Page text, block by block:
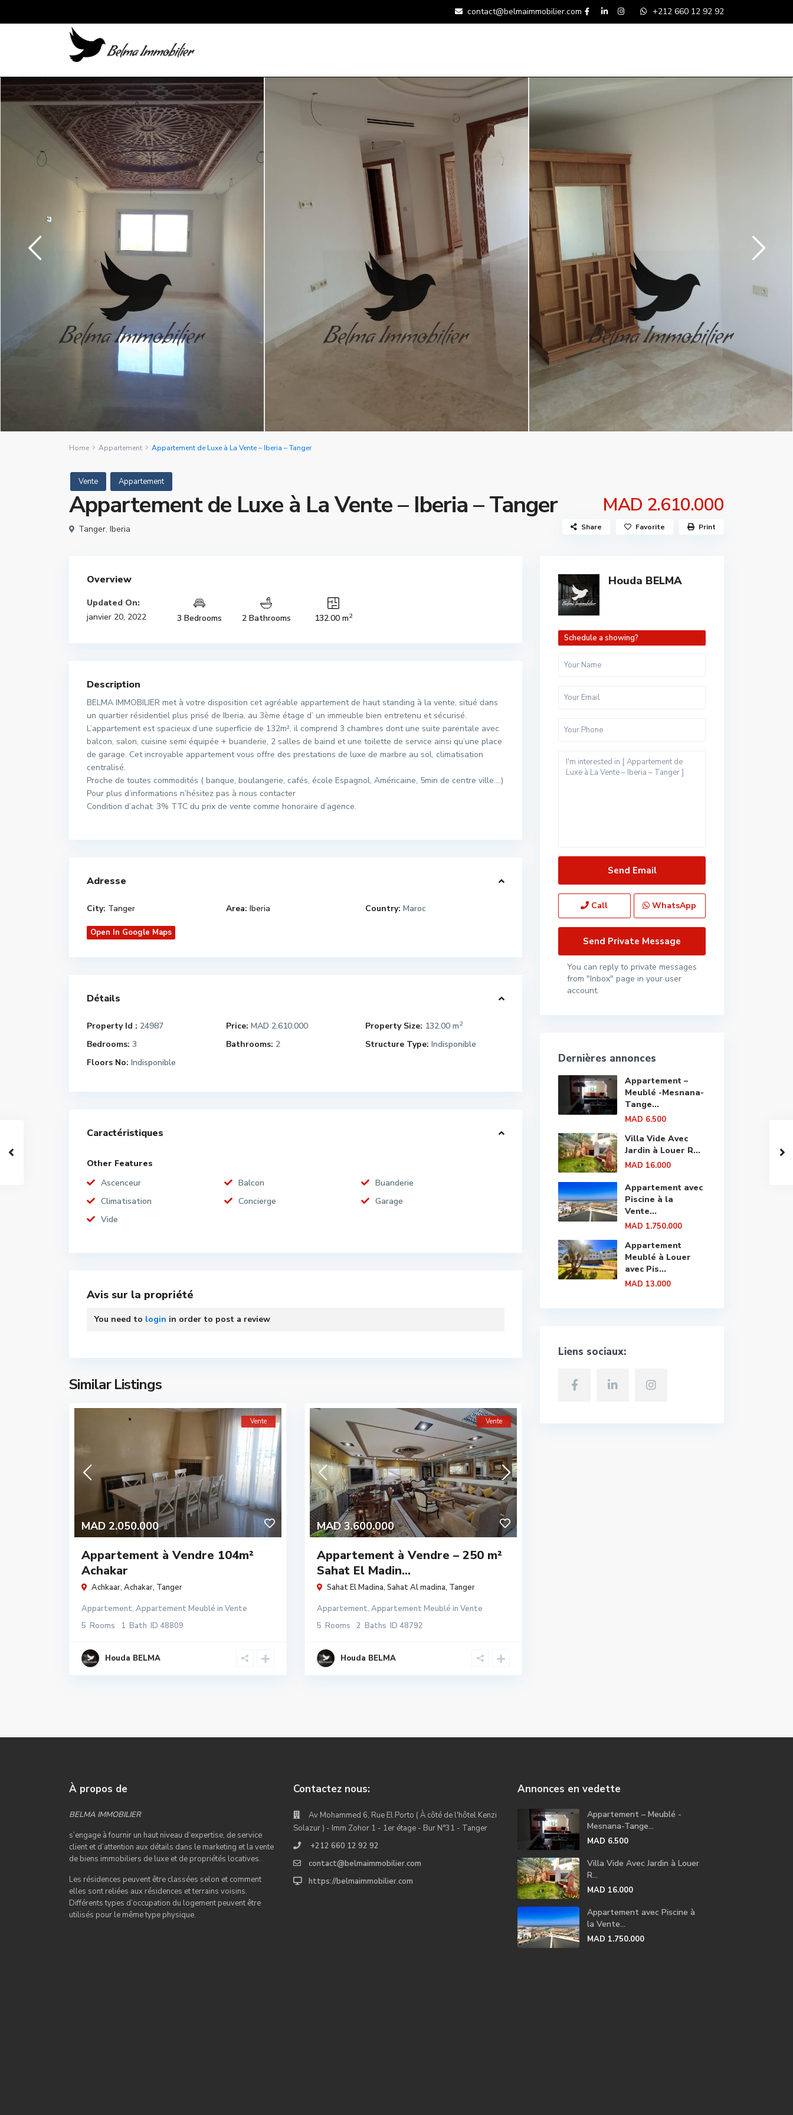
contact@belmaimmobilier.com +212 660 12 92 92
Home Appartement Appartement de Luxe à La Vente – Iberia – Tanger
Vente Appartement
Appartement de Luxe à La Vente – Iberia – Tanger MAD 2.610.000
Tanger, Iberia Share Favorite Print
Overview
Updated On:
janvier 20, 2022
3 Bedrooms 2 Bathrooms 132.00 m2
Description
BELMA IMMOBILIER met à votre disposition cet agréable appartement de haut standing à la vente, situé dans
un quartier résidentiel plus prisé de Iberia, au 3ème étage d’ un immeuble bien entretenu et sécurisé.
L’appartement est spacieux d’une superficie de 132m², il comprend 3 chambres dont une suite parentale avec
balcon, salon, cuisine semi équipée + buanderie, 2 salles de baind et une toilette de service ainsi qu’une place
de garage. Cet incroyable appartement vous offre des prestations de luxe de marbre au sol, climatisation
centralisé.
Proche de toutes commodités ( banque, boulangerie, cafés, école Espagnol, Américaine, 5min de centre ville….)
Pour plus d’informations n’hésitez pas à nous contacter
Condition d’achat: 3% TTC du prix de vente comme honoraire d’agence.
Adresse
City: Tanger Area: Iberia Country: Maroc
Open In Google Maps
Détails
Property Id : 24987 Price: MAD 2.610.000 Property Size: 132.00 m2
Bedrooms: 3 Bathrooms: 2 Structure Type: Indisponible
Floors No: Indisponible
Caractéristiques
Other Features
Ascenceur
Balcon
Buanderie
Climatisation
Concierge
Garage
Vide
Avis sur la propriété
You need to login in order to post a review
Similar Listings
MAD 2.050.000
Vente
Appartement à Vendre 104m²
Achakar
Achkaar, Achakar, Tanger
Appartement, Appartement Meublé in Vente
5 Rooms 1 Bath ID 48809
Houda BELMA
MAD 3.600.000
Vente
Appartement à Vendre – 250 m²
Sahat El Madin...
Sahat El Madina, Sahat Al madina, Tanger
Appartement, Appartement Meublé in Vente
5 Rooms 2 Baths ID 48792
Houda BELMA
Houda BELMA
Schedule a showing?
Call WhatsApp
You can reply to private messages
from "Inbox" page in your user
account.
Dernières annonces
Appartement –
Meublé -Mesnana-
Tange...
MAD 6.500
Villa Vide Avec
Jardin à Louer R...
MAD 16.000
Appartement avec
Piscine à la
Vente...
MAD 1.750.000
Appartement
Meublé à Louer
avec Pis...
MAD 13.000
Liens sociaux:
À propos de
BELMA IMMOBILIER
s’engage à fournir un haut niveau d’expertise, de service
client et d’attention aux détails dans le marketing et la vente
de biens immobiliers de luxe et de propriétés locatives.
Les résidences peuvent être classées selon et comment
elles sont reliées aux résidences et terrains voisins.
Différents types d’occupation du logement peuvent être
utilisés pour le même type physique.
Contactez nous:
Av Mohammed 6, Rue El Porto ( À côté de l'hôtel Kenzi
Solazur ) - Imm Zohor 1 - 1er étage - Bur N°31 - Tanger
+212 660 12 92 92
contact@belmaimmobilier.com
https://belmaimmobilier.com
Annonces en vedette
Appartement – Meublé -
Mesnana-Tange...
MAD 6.500
Villa Vide Avec Jardin à Louer
R...
MAD 16.000
Appartement avec Piscine à
la Vente...
MAD 1.750.000